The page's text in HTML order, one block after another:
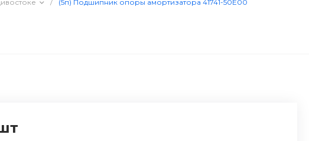
boss4848@mail.ru
/ (5п) Подшипник опоры амортизатора 41741-50E00